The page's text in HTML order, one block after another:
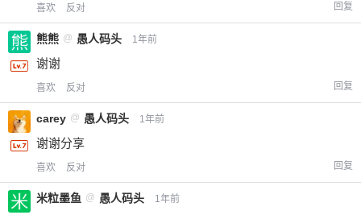
喜欢 反对 回复
熊熊 @ 愚人码头 1年前
谢谢
喜欢 反对 回复
carey @ 愚人码头 1年前
谢谢分享
喜欢 反对 回复
米粒墨鱼 @ 愚人码头 1年前